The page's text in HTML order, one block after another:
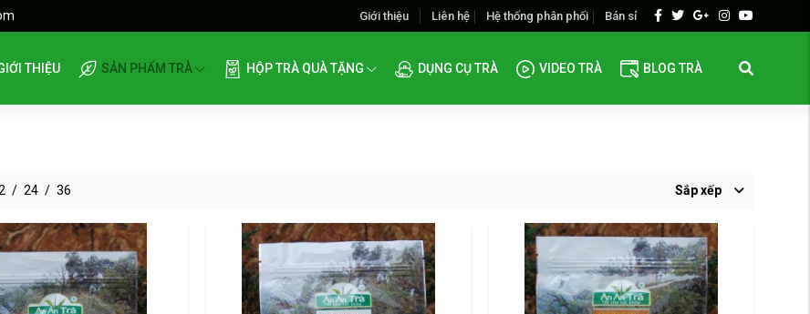
Giới thiệu Liên hệ Hệ thống phân phối Bán sỉ
THIỆU SẢN PHẨM TRÀ HỘP TRÀ QUÀ TẶNG DỤNG CỤ TRÀ VIDEO TRÀ BLOG TRÀ
/ 24 / 36 Sắp xếp